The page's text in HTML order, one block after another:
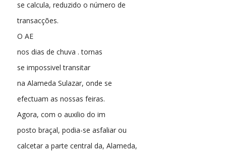
se calcula, reduzido o número de
transacções.
O AE
nos dias de chuva . tornas
se impossivel transitar
na Alameda Sulazar, onde se
efectuam as nossas feiras.
Agora, com o auxilio do im
posto braçal, podia-se asfaliar ou
calcetar a parte central da, Alameda,